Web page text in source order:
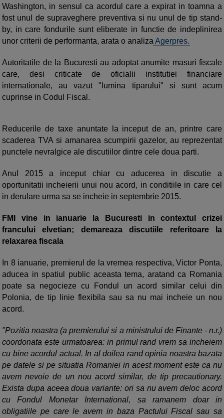
Washington, in sensul ca acordul care a expirat in toamna a
fost unul de supraveghere preventiva si nu unul de tip stand-
by, in care fondurile sunt eliberate in functie de indeplinirea
unor criterii de performanta, arata o analiza Agerpres.
Autoritatile de la Bucuresti au adoptat anumite masuri fiscale
care, desi criticate de oficialii institutiei financiare
internationale, au vazut "lumina tiparului" si sunt acum
cuprinse in Codul Fiscal.
Reducerile de taxe anuntate la inceput de an, printre care
scaderea TVA si amanarea scumpirii gazelor, au reprezentat
punctele nevralgice ale discutiilor dintre cele doua parti.
Anul 2015 a inceput chiar cu aducerea in discutie a
oportunitatii incheierii unui nou acord, in conditiile in care cel
in derulare urma sa se incheie in septembrie 2015.
FMI vine in ianuarie la Bucuresti in contextul crizei
francului elvetian; demareaza discutiile referitoare la
relaxarea fiscala
In 8 ianuarie, premierul de la vremea respectiva, Victor Ponta,
aducea in spatiul public aceasta tema, aratand ca Romania
poate sa negocieze cu Fondul un acord similar celui din
Polonia, de tip linie flexibila sau sa nu mai incheie un nou
acord.
"Pozitia noastra (a premierului si a ministrului de Finante - n.r.)
coordonata este urmatoarea: in primul rand vrem sa incheiem
cu bine acordul actual. In al doilea rand opinia noastra bazata
pe datele si pe situatia Romaniei in acest moment este ca nu
avem nevoie de un nou acord similar, de tip precautionary.
Exista dupa aceea doua variante: ori sa nu avem deloc acord
cu Fondul Monetar International, sa ramanem doar in
obligatiile pe care le avem in baza Pactului Fiscal sau sa